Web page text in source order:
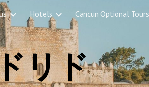
Skip to navigation
Hotels Cancun Optional Tours
リド